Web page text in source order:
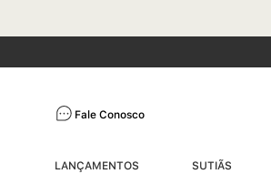
Fale Conosco
LANÇAMENTOS SUTIÃS